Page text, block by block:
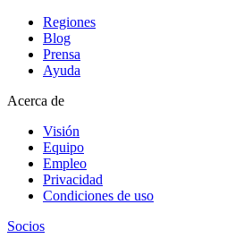
Regiones
Blog
Prensa
Ayuda
Acerca de
Visión
Equipo
Empleo
Privacidad
Condiciones de uso
Socios